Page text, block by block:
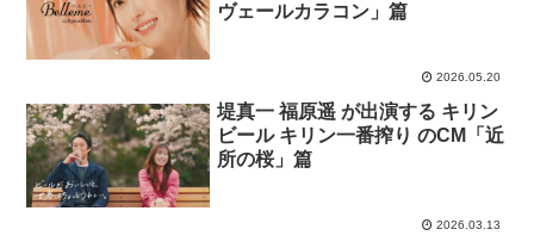
ヴェールカラコン」篇
2026.05.20
堤真一 福原遥 が出演する キリン
ビール キリン一番搾り のCM「近
所の桜」篇
2026.03.13